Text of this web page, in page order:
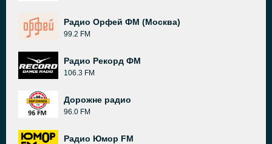
Радио Орфей ФМ (Москва)
99.2 FM
Радио Рекорд ФМ
106.3 FM
Дорожне радио
96.0 FM
Радио Юмор FM